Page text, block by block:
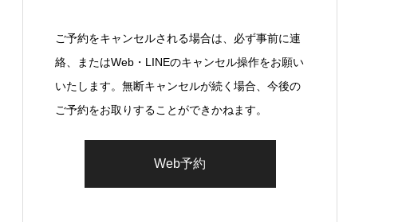
ご予約をキャンセルされる場合は、必ず事前に連
絡、またはWeb・LINEのキャンセル操作をお願い
いたします。無断キャンセルが続く場合、今後の
ご予約をお取りすることができかねます。
Web予約